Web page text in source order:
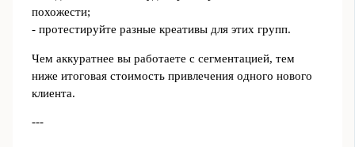
похожести;
- протестируйте разные креативы для этих групп.
Чем аккуратнее вы работаете с сегментацией, тем
ниже итоговая стоимость привлечения одного нового
клиента.
---